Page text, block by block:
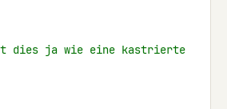
dies ja wie eine kastrierte